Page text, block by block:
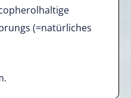
(=natürliches